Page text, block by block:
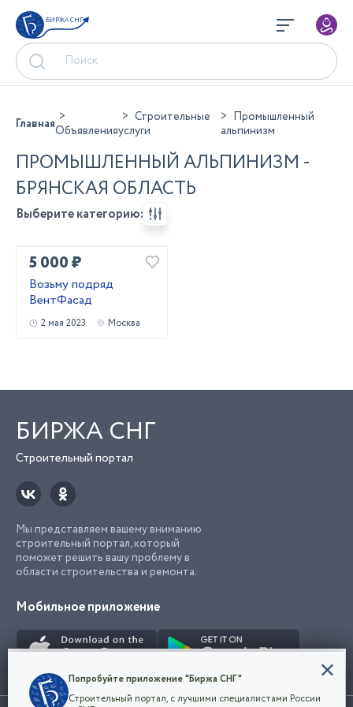
БИРЖА СНГ
ГлавнаяОбъявления
Строительные
услуги
Промышленный
альпинизм
ПРОМЫШЛЕННЫЙ АЛЬПИНИЗМ -
БРЯНСКАЯ ОБЛАСТЬ
Выберите категорию:
5 000 ₽
Возьму подряд
ВентФасад
2 мая 2023 Москва
БИРЖА СНГ
Строительный портал
Мы представляем вашему вниманию
строительный портал, который
поможет решить вашу проблему в
области строительства и ремонта.
Мобильное приложение
Конфиденциальность
Мы используем файлы cookie, чтобы сделать
Попробуйте приложение "Биржа СНГ"
Строительный портал, с лучшими специалистами России